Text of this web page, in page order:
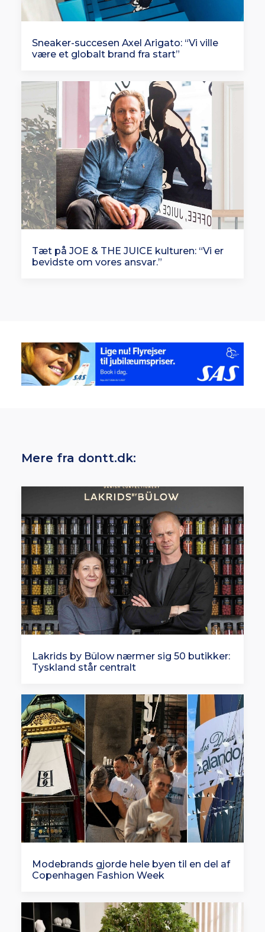
Sneaker-succesen Axel Arigato: “Vi ville
være et globalt brand fra start”
Tæt på JOE & THE JUICE kulturen: “Vi er
bevidste om vores ansvar.”
Mere fra dontt.dk:
Lakrids by Bülow nærmer sig 50 butikker:
Tyskland står centralt
Modebrands gjorde hele byen til en del af
Copenhagen Fashion Week